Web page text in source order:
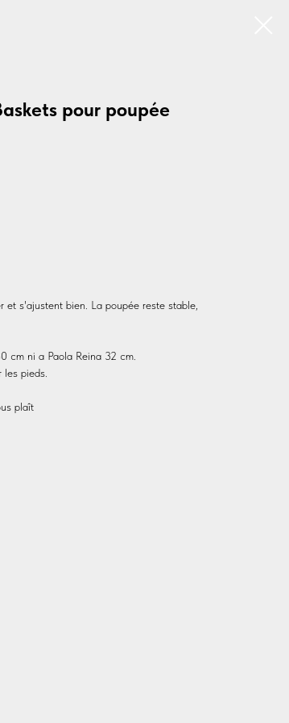
pour poupée
s'ajustent bien. La poupée reste stable,
cm ni a Paola Reina 32 cm.
pieds.
plaît